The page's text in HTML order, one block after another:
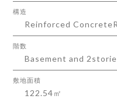
構造
Reinforced Concrete
階数
Basement and
敷地面積
122.54㎡